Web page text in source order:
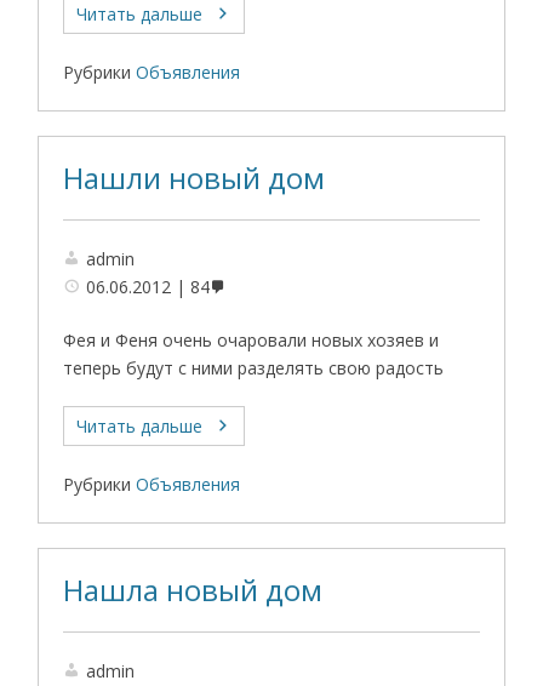
Читать дальше
Рубрики Объявления
Нашли новый дом
admin
06.06.2012
84
Фея и Феня очень очаровали новых хозяев и
теперь будут с ними разделять свою радость
Читать дальше
Рубрики Объявления
Нашла новый дом
admin